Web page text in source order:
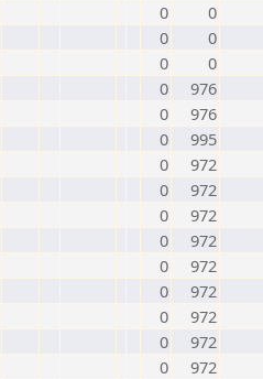
0
0
0
0
0
0
0
976
0
976
0
995
0
972
0
972
0
972
0
972
0
972
0
972
0
972
0
972
0
972